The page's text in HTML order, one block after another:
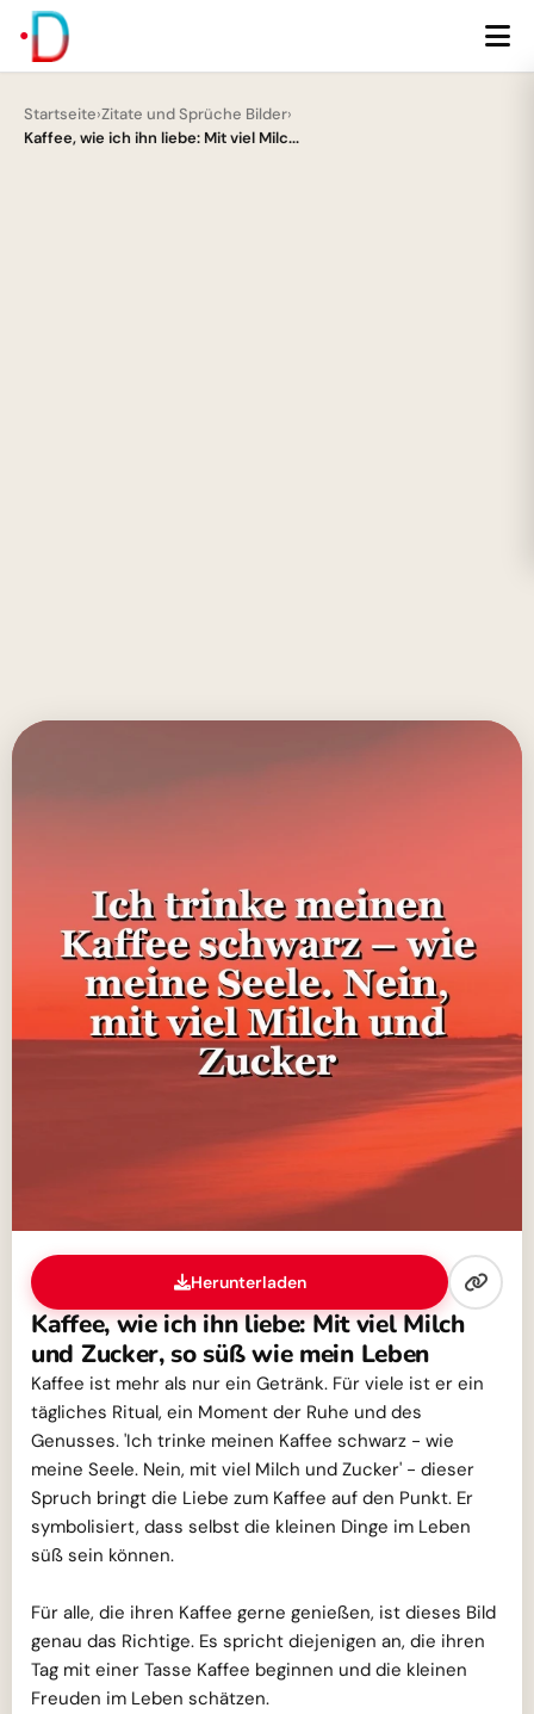
Startseite›Zitate und Sprüche Bilder›
Kaffee, wie ich ihn liebe: Mit viel Milc...
Herunterladen
Kaffee, wie ich ihn liebe: Mit viel Milch
und Zucker, so süß wie mein Leben
Kaffee ist mehr als nur ein Getränk. Für viele ist er ein
tägliches Ritual, ein Moment der Ruhe und des
Genusses. 'Ich trinke meinen Kaffee schwarz - wie
meine Seele. Nein, mit viel Milch und Zucker' - dieser
Spruch bringt die Liebe zum Kaffee auf den Punkt. Er
symbolisiert, dass selbst die kleinen Dinge im Leben
süß sein können.
Für alle, die ihren Kaffee gerne genießen, ist dieses Bild
genau das Richtige. Es spricht diejenigen an, die ihren
Tag mit einer Tasse Kaffee beginnen und die kleinen
Freuden im Leben schätzen.